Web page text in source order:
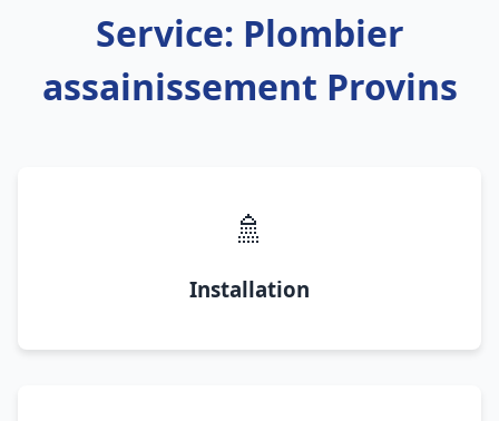
Service: Plombier
assainissement Provins
🚿
Installation